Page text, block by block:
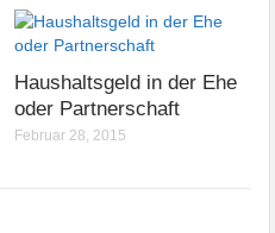
Haushaltsgeld in der Ehe
oder Partnerschaft
Februar 28, 2015